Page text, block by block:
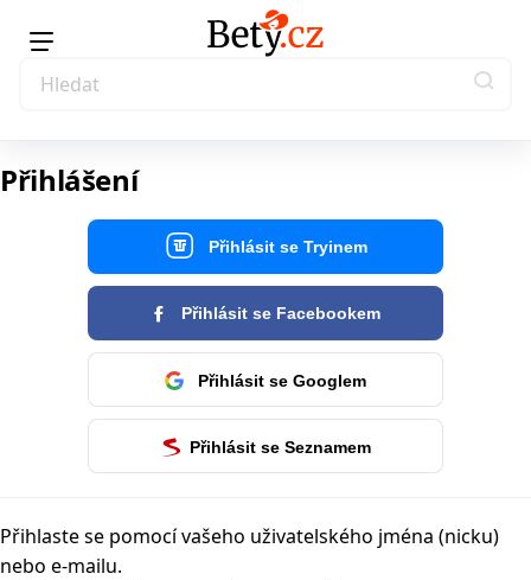
Přihlášení
Přihlásit se Tryinem
Přihlásit se Facebookem
Přihlásit se Googlem
Přihlásit se Seznamem
Přihlaste se pomocí vašeho uživatelského jména (nicku)
nebo e-mailu.